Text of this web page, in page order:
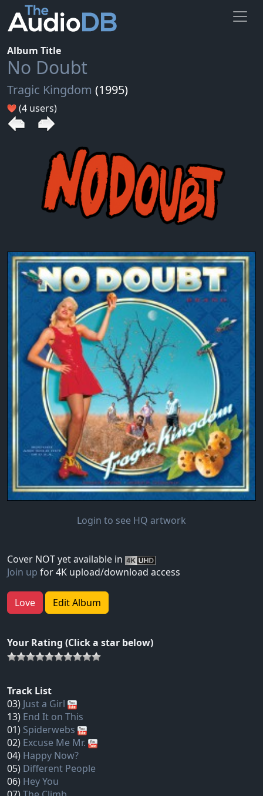
Album Title
No Doubt
Tragic Kingdom (1995)
(4 users)
Login to see HQ artwork
Cover NOT yet available in
Join up for 4K upload/download access
Love Edit Album
Your Rating (Click a star below)
Track List
03) Just a Girl
13) End It on This
01) Spiderwebs
02) Excuse Me Mr.
04) Happy Now?
05) Different People
06) Hey You